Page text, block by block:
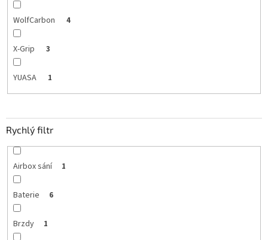
WolfCarbon 4
X-Grip 3
YUASA 1
Rychlý filtr
Airbox sání 1
Baterie 6
Brzdy 1